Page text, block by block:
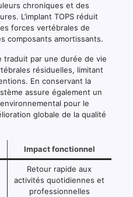
chroniques et des
L’implant TOPS réduit
forces vertébrales de
composants amortissants.
traduit par une durée de vie
résiduelles, limitant
En conservant la
assure également un
pour le
globale de la qualité
Impact fonctionnel
Retour rapide aux
activités quotidiennes et
professionnelles